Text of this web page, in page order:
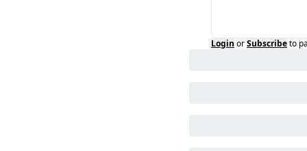
Login orSubscribeto